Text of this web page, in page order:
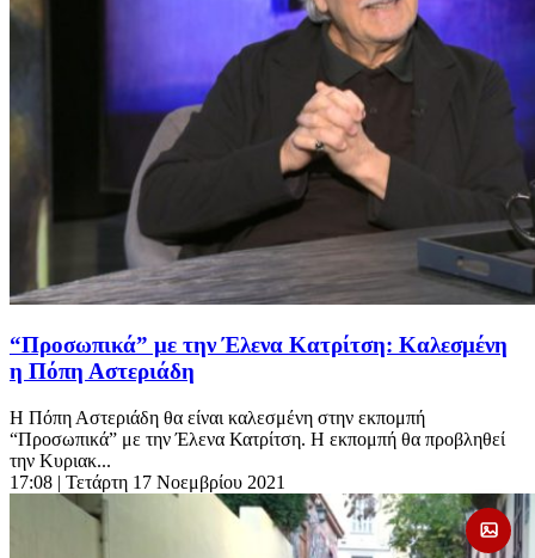
“Προσωπικά” με την Έλενα Κατρίτση: Καλεσμένη
η Πόπη Αστεριάδη
Η Πόπη Αστεριάδη θα είναι καλεσμένη στην εκπομπή
“Προσωπικά” με την Έλενα Κατρίτση. Η εκπομπή θα προβληθεί
την Κυριακ...
17:08 | Τετάρτη 17 Νοεμβρίου 2021